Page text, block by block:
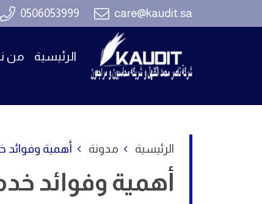
care@kaudit.sa
0506053999
الرئيسية من
الرئيسية مدونة أهمية
أهمية وفوائد